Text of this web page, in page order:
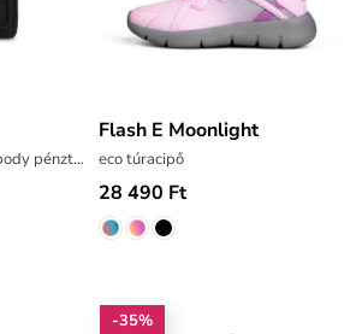
elegáns pöttyös crossbody pénztárca
Flash E Moonlight
eco túracipő
28 490 Ft
-35%